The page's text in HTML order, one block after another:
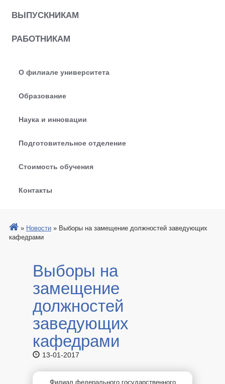
ВЫПУСКНИКАМ
РАБОТНИКАМ
О филиале университета
Образование
Наука и инновации
Подготовительное отделение
Стоимость обучения
Контакты
» Новости » Выборы на замещение должностей заведующих
кафедрами
Выборы на
замещение
должностей
заведующих
кафедрами
13-01-2017
Филиал федерального государственного